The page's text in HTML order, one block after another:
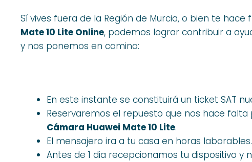
Sí vives fuera de la Región de Murcia, o bien te hace
Mate 10 Lite Online, podemos lograr contribuir a
y nos ponemos en camino:
En este instante se constituirá un ticket SAT
Reservaremos el repuesto que nos hace falta
Cámara Huawei Mate 10 Lite.
El mensajero ira a tu casa en horas laborables.
Antes de 1 dia recepcionamos tu dispositivo